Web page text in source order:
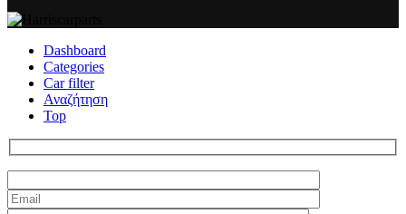
Dashboard
Categories
Car filter
Αναζήτηση
Top